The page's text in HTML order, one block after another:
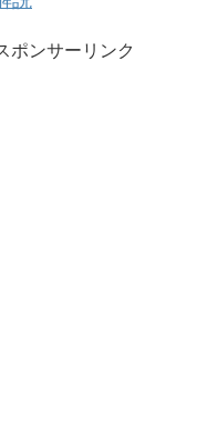
ポンサーリンク